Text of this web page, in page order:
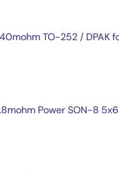
TO-252 / DPAK
Power SON-8